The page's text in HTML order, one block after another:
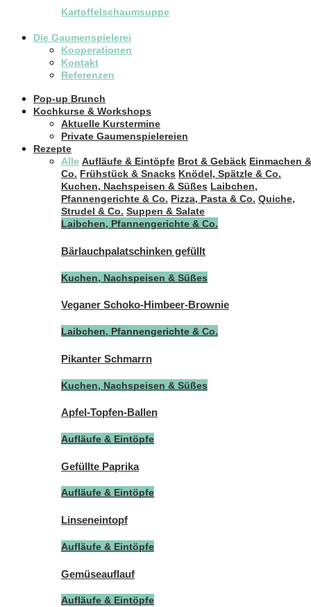
Kartoffelschaumsuppe
Die Gaumenspielerei
Kooperationen
Kontakt
Referenzen
Pop-up Brunch
Kochkurse & Workshops
Aktuelle Kurstermine
Private Gaumenspielereien
Rezepte
Alle Aufläufe & Eintöpfe Brot & Gebäck Einmachen &
Co. Frühstück & Snacks Knödel, Spätzle & Co.
Kuchen, Nachspeisen & Süßes Laibchen,
Pfannengerichte & Co. Pizza, Pasta & Co. Quiche,
Strudel & Co. Suppen & Salate
Laibchen, Pfannengerichte & Co.
Bärlauchpalatschinken gefüllt
Kuchen, Nachspeisen & Süßes
Veganer Schoko-Himbeer-Brownie
Laibchen, Pfannengerichte & Co.
Pikanter Schmarrn
Kuchen, Nachspeisen & Süßes
Apfel-Topfen-Ballen
Aufläufe & Eintöpfe
Gefüllte Paprika
Aufläufe & Eintöpfe
Linseneintopf
Aufläufe & Eintöpfe
Gemüseauflauf
Aufläufe & Eintöpfe